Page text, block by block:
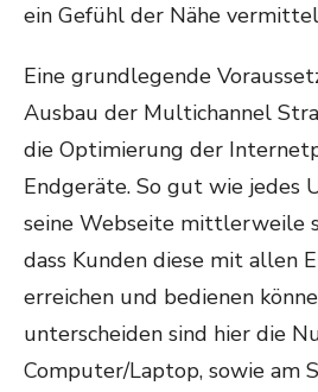
ein Gefühl der Nähe
Eine grundlegende
Ausbau der Multichannel
die Optimierung der
Endgeräte. So gut wie jedes
seine Webseite mittlerweile
dass Kunden diese mit allen
erreichen und bedienen
unterscheiden sind hier die
Computer/Laptop, sowie am